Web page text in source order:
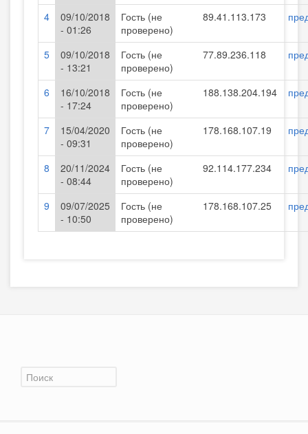
4
09/10/2018
- 01:26
Гость (не
проверено)
89.41.113.173
5
09/10/2018
- 13:21
Гость (не
проверено)
77.89.236.118
6
16/10/2018
- 17:24
Гость (не
проверено)
188.138.204.194
7
15/04/2020
- 09:31
Гость (не
проверено)
178.168.107.19
8
20/11/2024
- 08:44
Гость (не
проверено)
92.114.177.234
9
09/07/2025
- 10:50
Гость (не
проверено)
178.168.107.25